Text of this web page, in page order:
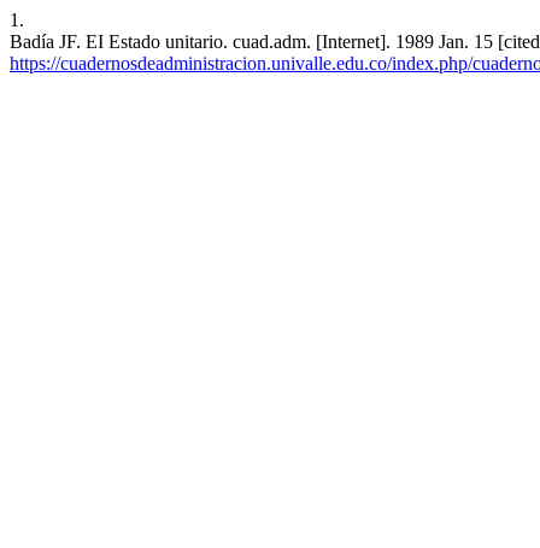
1.
Badía JF. EI Estado unitario. cuad.adm. [Internet]. 1989 Jan. 15
https://cuadernosdeadministracion.univalle.edu.co/index.php/